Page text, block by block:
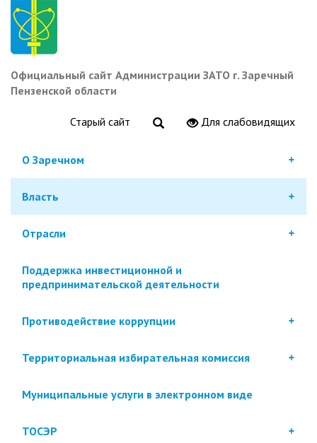
Перейти
основному
содержанию
Официальный сайт Администрации ЗАТО г. Заречный
Пензенской области
Старый сайт Для слабовидящих
О Заречном
Власть
Отрасли
Поддержка инвестиционной и
предпринимательской деятельности
Противодействие коррупции
Территориальная избирательная комиссия
Муниципальные услуги в электронном виде
ТОСЭР